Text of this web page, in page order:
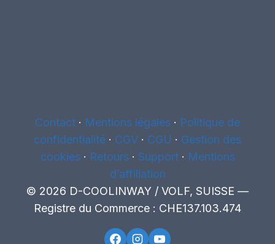
Contact · Mentions légales · Politique de
confidentialité · CGV · CGU · Gestion des
cookies· Retours· Support· Mentions
d’affiliation
© 2026 D-COOLINWAY / VOLF, SUISSE —
Registre du Commerce : CHE137.103.474